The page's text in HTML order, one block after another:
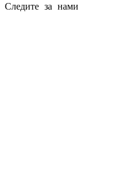
Следите за нами